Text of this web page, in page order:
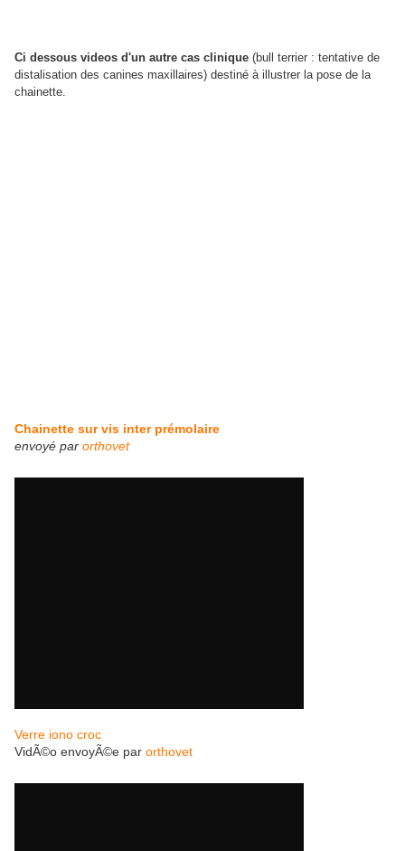
Ci dessous videos d'un autre cas clinique (bull terrier : tentative de
distalisation des canines maxillaires) destiné à illustrer la pose de la
chainette.
Chainette sur vis inter prémolaire
envoyé par orthovet
Verre iono croc
VidÃ©o envoyÃ©e par orthovet